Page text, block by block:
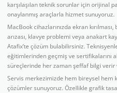
karşılaşılan teknik sorunlar için orijinal
onaylanmış araçlarla hizmet sunuyoruz.
MacBook cihazlarınızda ekran
arızası, klavye problemi veya anakart
Atafix’te çözüm bulabilirsiniz.
eğitimlerinden geçmiş ve sertifikalarını
süreçlerinde her zaman şeffaf bilgi verir
Servis merkezimizde hem bireysel hem
çözümler sunuyoruz. Özellikle grafik